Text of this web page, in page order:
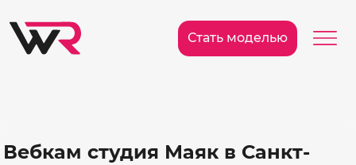
Стать моделью
Вебкам студия Маяк в Санкт-